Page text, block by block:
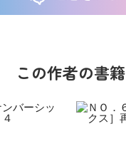
この作者の書籍